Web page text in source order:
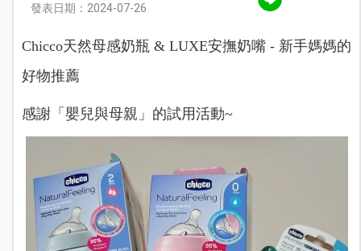
發表日期：2024-07-26
Chicco天然母感奶瓶 & LUXE安撫奶嘴 - 新手媽媽的
好物推薦
感謝「嬰兒與母親」的試用活動~​​​​​​